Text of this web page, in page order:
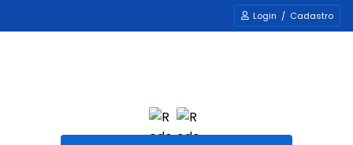
Login / Cadastro